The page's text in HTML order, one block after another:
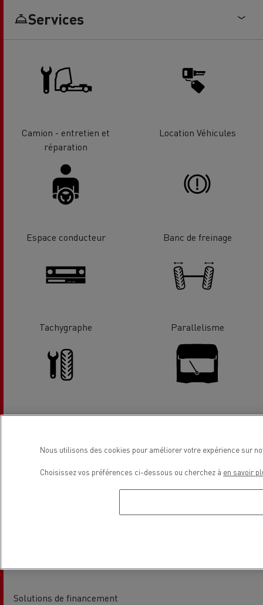
Services
Camion - entretien et
réparation
Location Véhicules
Espace conducteur Banc de freinage
Tachygraphe Parallelisme
Pneumatiques Parebrise
Solutions de financement
Nous utilisons des cookies pour améliorer votre expérience sur
Choisissez vos préférences ci-dessous ou cherchez à en savoir